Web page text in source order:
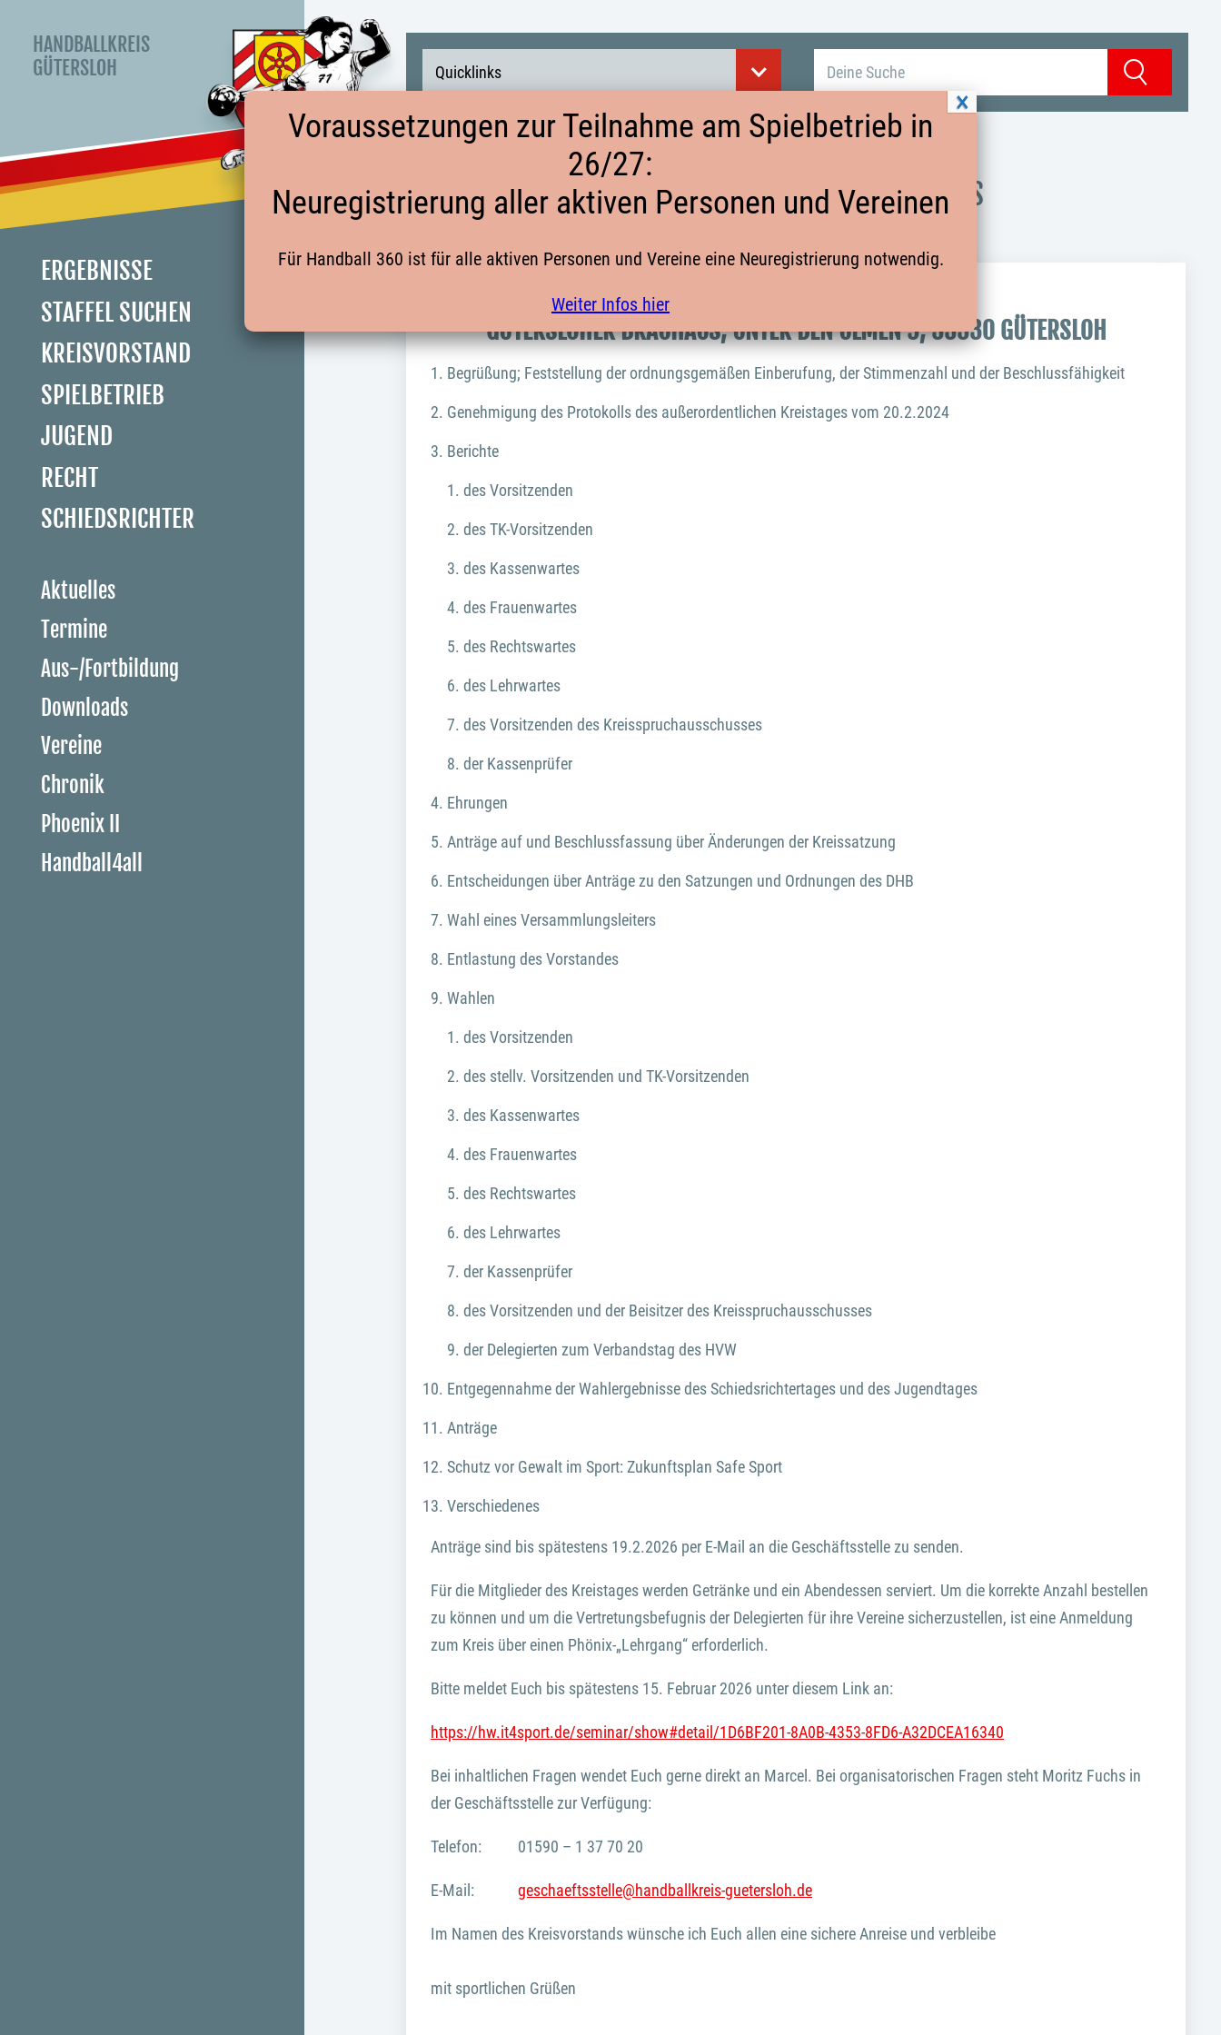
HANDBALLKREIS
GÜTERSLOH
ERGEBNISSE
STAFFEL SUCHEN
KREISVORSTAND
SPIELBETRIEB
JUGEND
RECHT
SCHIEDSRICHTER
Aktuelles
Termine
Aus-/Fortbildung
Downloads
Vereine
Chronik
Phoenix II
Handball4all
Quicklinks Suchen
EINLADUNG UND TAGESORDNUNG KREISTAG 2026 DES
HANDBALLKREISES GÜTERSLOH E.V.
AM 19. MÄRZ 2026 UM 18:00 UHR
GÜTERSLOHER BRAUHAUS, UNTER DEN ULMEN 9, 33330 GÜTERSLOH
Begrüßung; Feststellung der ordnungsgemäßen Einberufung, der Stimmenzahl und der Beschlussfähigkeit
Genehmigung des Protokolls des außerordentlichen Kreistages vom 20.2.2024
Berichte
des Vorsitzenden
des TK-Vorsitzenden
des Kassenwartes
des Frauenwartes
des Rechtswartes
des Lehrwartes
des Vorsitzenden des Kreisspruchausschusses
der Kassenprüfer
Ehrungen
Anträge auf und Beschlussfassung über Änderungen der Kreissatzung
Entscheidungen über Anträge zu den Satzungen und Ordnungen des DHB
Wahl eines Versammlungsleiters
Entlastung des Vorstandes
Wahlen
des Vorsitzenden
des stellv. Vorsitzenden und TK-Vorsitzenden
des Kassenwartes
des Frauenwartes
des Rechtswartes
des Lehrwartes
der Kassenprüfer
des Vorsitzenden und der Beisitzer des Kreisspruchausschusses
der Delegierten zum Verbandstag des HVW
Entgegennahme der Wahlergebnisse des Schiedsrichtertages und des Jugendtages
Anträge
Schutz vor Gewalt im Sport: Zukunftsplan Safe Sport
Verschiedenes
Anträge sind bis spätestens 19.2.2026 per E-Mail an die Geschäftsstelle zu senden.
Für die Mitglieder des Kreistages werden Getränke und ein Abendessen serviert. Um die korrekte Anzahl bestellen
zu können und um die Vertretungsbefugnis der Delegierten für ihre Vereine sicherzustellen, ist eine Anmeldung
zum Kreis über einen Phönix-„Lehrgang“ erforderlich.
Bitte meldet Euch bis spätestens 15. Februar 2026 unter diesem Link an:
https://hw.it4sport.de/seminar/show#detail/1D6BF201-8A0B-4353-8FD6-A32DCEA16340
Bei inhaltlichen Fragen wendet Euch gerne direkt an Marcel. Bei organisatorischen Fragen steht Moritz Fuchs in
der Geschäftsstelle zur Verfügung:
Telefon: 01590 – 1 37 70 20
E-Mail: geschaeftsstelle@handballkreis-guetersloh.de
Im Namen des Kreisvorstands wünsche ich Euch allen eine sichere Anreise und verbleibe
mit sportlichen Grüßen
Voraussetzungen zur Teilnahme am Spielbetrieb in
26/27:
Neuregistrierung aller aktiven Personen und Vereinen
Für Handball 360 ist für alle aktiven Personen und Vereine eine Neuregistrierung notwendig.
Weiter Infos hier